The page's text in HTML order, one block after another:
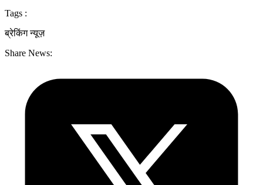
Tags :
ब्रेकिंग न्यूज़
Share News: